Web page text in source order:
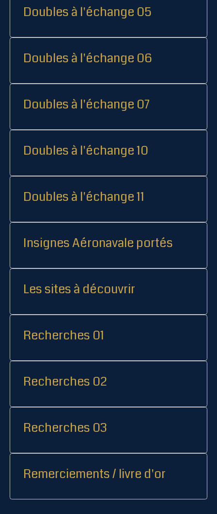
Doubles à l'échange 05
Doubles à l'échange 06
Doubles à l'échange 07
Doubles à l'échange 10
Doubles à l'échange 11
Insignes Aéronavale portés
Les sites à découvrir
Recherches 01
Recherches 02
Recherches 03
Remerciements / livre d'or